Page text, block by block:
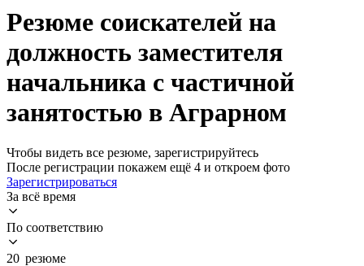
Резюме соискателей на
должность заместителя
начальника с частичной
занятостью в Аграрном
Чтобы видеть все резюме, зарегистрируйтесь
После регистрации покажем ещё 4 и откроем фото
Зарегистрироваться
За всё время
По соответствию
20 резюме